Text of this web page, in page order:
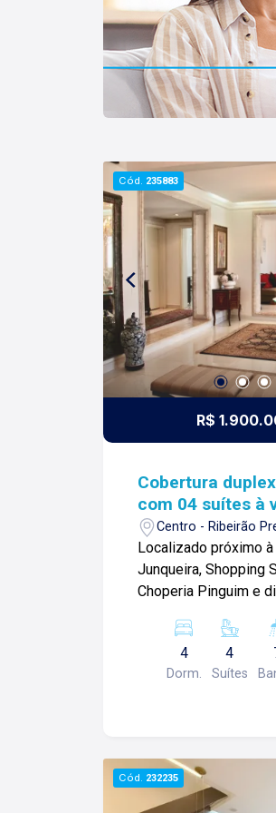
porque para a Lago
relacionamento,
um café conosco em
três lojas: Lago
Presidente Vargas,
- Rua Barão do
Cód. 235883
R$
Cobertura
Centro - Ribeirão
Localizado próximo
Junqueira, Shopping
Choperia Pinguim e
-04 suítes sendo 02
closet; -Living para
integrados; -06 salas
serviços com 01
Varando gourmet
Piscina; -04 vagas de
4
Dorm.
4
Suítes
Cód. 232235